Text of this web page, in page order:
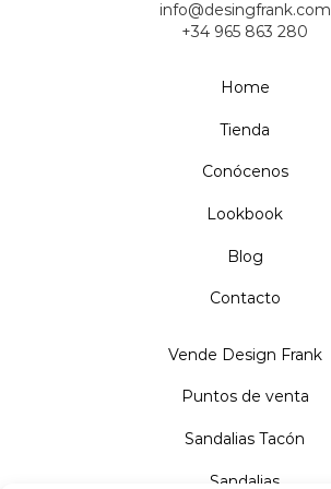
info@desingfrank.com
+34 965 863 280
Home
Tienda
Conócenos
Lookbook
Blog
Contacto
Vende Design Frank
Puntos de venta
Sandalias Tacón
Sandalias